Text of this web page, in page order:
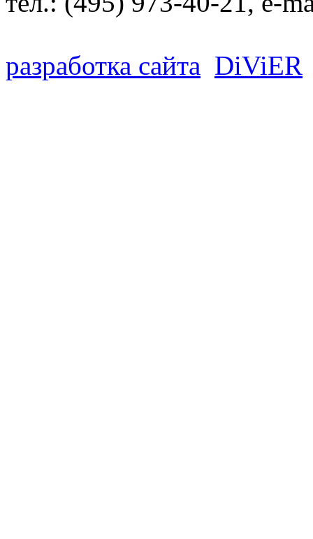
разработка сайта DiViER